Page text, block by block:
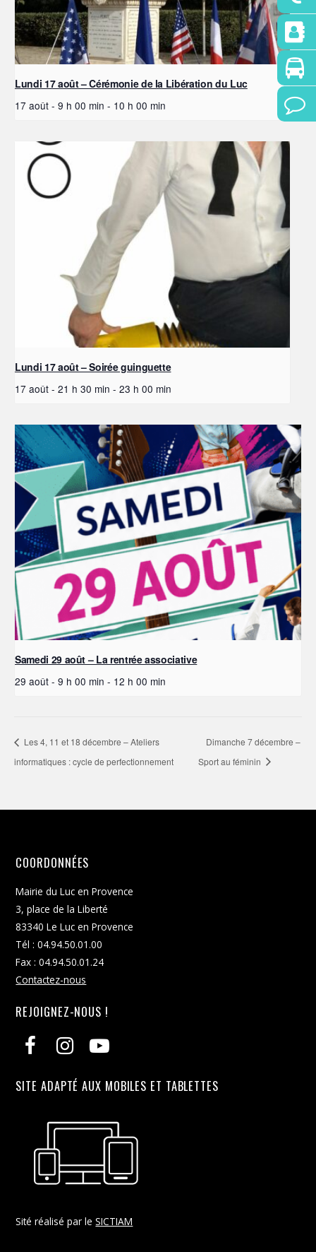
Lundi 17 août – Cérémonie de la Libération du Luc
17 août - 9 h 00 min - 10 h 00 min
Lundi 17 août – Soirée guinguette
17 août - 21 h 30 min - 23 h 00 min
Samedi 29 août – La rentrée associative
29 août - 9 h 00 min - 12 h 00 min
Les 4, 11 et 18 décembre – Ateliers
informatiques : cycle de perfectionnement
Dimanche 7 décembre –
Sport au féminin
COORDONNÉES
Mairie du Luc en Provence
3, place de la Liberté
83340 Le Luc en Provence
Tél : 04.94.50.01.00
Fax : 04.94.50.01.24
Contactez-nous
REJOIGNEZ-NOUS !
SITE ADAPTÉ AUX MOBILES ET TABLETTES
Sité réalisé par leSICTIAM